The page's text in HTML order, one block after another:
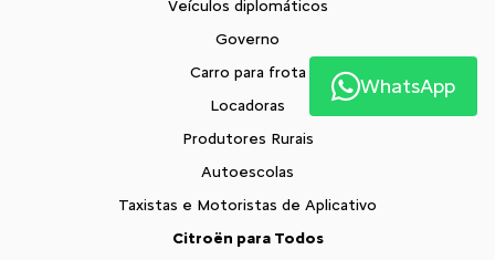
Veículos diplomáticos
Governo
Carro para frota
Locadoras
Produtores Rurais
Autoescolas
Taxistas e Motoristas de Aplicativo
Citroën para Todos
WhatsApp